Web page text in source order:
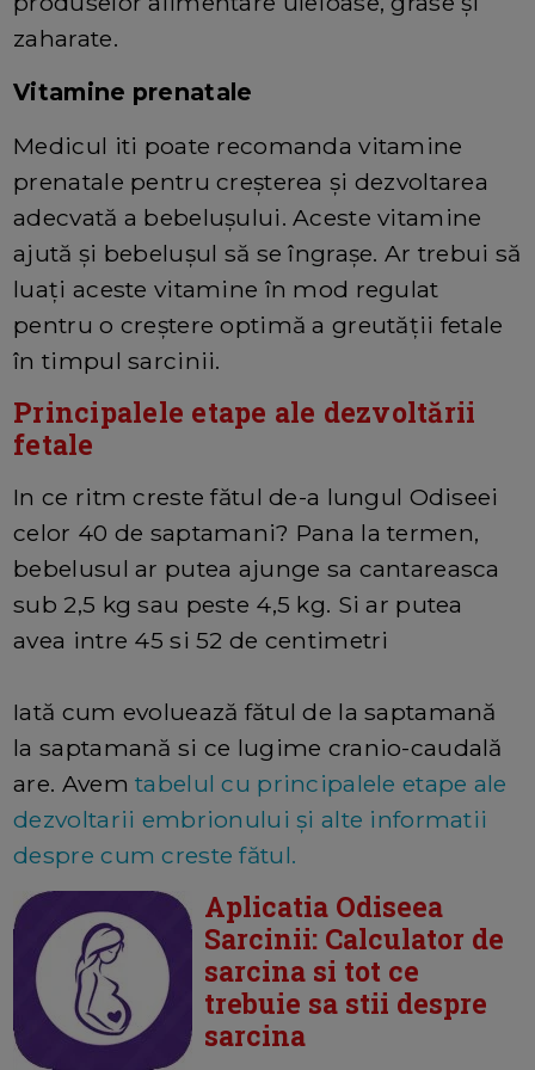
zaharate.
Vitamine prenatale
Medicul iti poate recomanda vitamine
prenatale pentru creșterea și dezvoltarea
adecvată a bebelușului. Aceste vitamine
ajută și bebelușul să se îngrașe. Ar trebui să
luați aceste vitamine în mod regulat
pentru o creștere optimă a greutății fetale
în timpul sarcinii.
Principalele etape ale dezvoltării
fetale
In ce ritm creste fătul de-a lungul Odiseei
celor 40 de saptamani? Pana la termen,
bebelusul ar putea ajunge sa cantareasca
sub 2,5 kg sau peste 4,5 kg. Si ar putea
avea intre 45 si 52 de centimetri
Iată cum evoluează fătul de la saptamană
la saptamană si ce lugime cranio-caudală
are. Avemtabelul cu principalele etape ale
dezvoltarii embrionului și alte informatii
despre cum creste fătul.
Aplicatia Odiseea
Sarcinii: Calculator de
sarcina si tot ce
trebuie sa stii despre
sarcina